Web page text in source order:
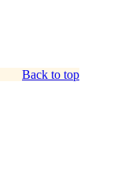
Back to top